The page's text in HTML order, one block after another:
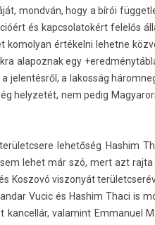
mondván, hogy a bírói
és kapcsolatokért felelős
komolyan értékelni lehet­ne
al­apoz­nak egy
jelen­tésről, a lakos­ság
helyzetét, nem pedig
lehetőség Has­him
lehet már szó, mert azt
Kos­zovó vis­zonyát
Vucic és Has­him Thaci is
valamint Em­manuel